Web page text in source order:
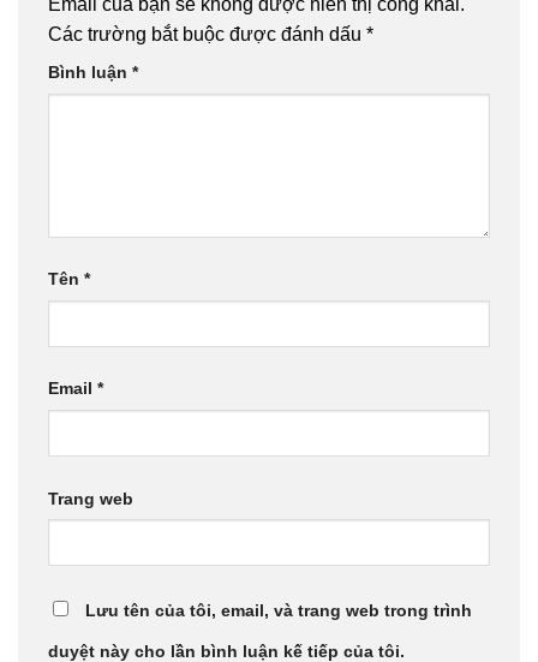
Email của bạn sẽ không được hiển thị công khai.
Các trường bắt buộc được đánh dấu *
Bình luận *
Tên *
Email *
Trang web
Lưu tên của tôi, email, và trang web trong trình
duyệt này cho lần bình luận kế tiếp của tôi.